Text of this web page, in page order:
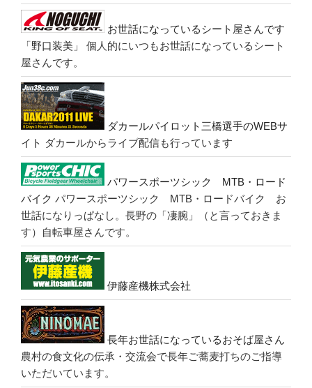
お世話になっているシート屋さんです
「野口装美」
個人的にいつもお世話になっているシート
屋さんです。
ダカールパイロット三橋選手のWEBサ
イト ダカールからライブ配信も行っています
パワースポーツシック MTB・ロード
バイク パワースポーツシック MTB・ロードバイク お
世話になりっぱなし。長野の「凄腕」（と言っておきま
す）自転車屋さんです。
伊藤産機株式会社
長年お世話になっているおそば屋さん
農村の食文化の伝承・交流会で長年ご蕎麦打ちのご指導
いただいています。